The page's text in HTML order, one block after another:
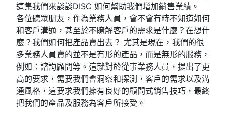
這集我們來談談DISC 如何幫助我們增加銷售業績。
各位聽眾朋友，作為業務人員，會不會有時不知道如何
和客戶溝通，甚至於不瞭解客戶的需求是什麼？在想什
麼？我們如何把產品賣出去？ 尤其是現在，我們的很
多業務人員賣的並不是有形的產品，而是無形的服務，
例如：諮詢顧問等。這就對於從事業務人員，提出了更
高的要求，需要我們會洞察和探測，客戶的需求以及溝
通風格，這要求我們擁有良好的顧問式銷售技巧，最終
把我們的產品及服務為客戶所接受。